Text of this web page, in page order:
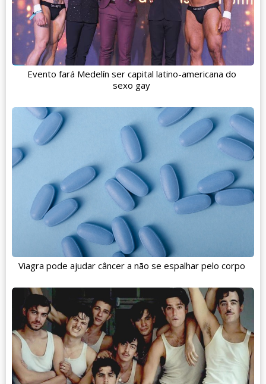
Evento fará Medelín ser capital latino-americana do
sexo gay
Viagra pode ajudar câncer a não se espalhar pelo corpo